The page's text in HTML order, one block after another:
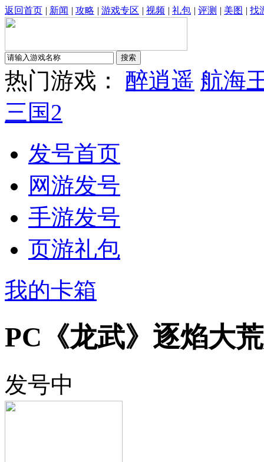
返回首页 | 新闻 | 攻略 | 游戏专区 | 视频 | 礼包 | 评测 | 美图 | 找
热门游戏： 醉逍遥 航海
三国2
发号首页
网游发号
手游发号
页游礼包
我的卡箱
PC《龙武》逐焰大
发号中